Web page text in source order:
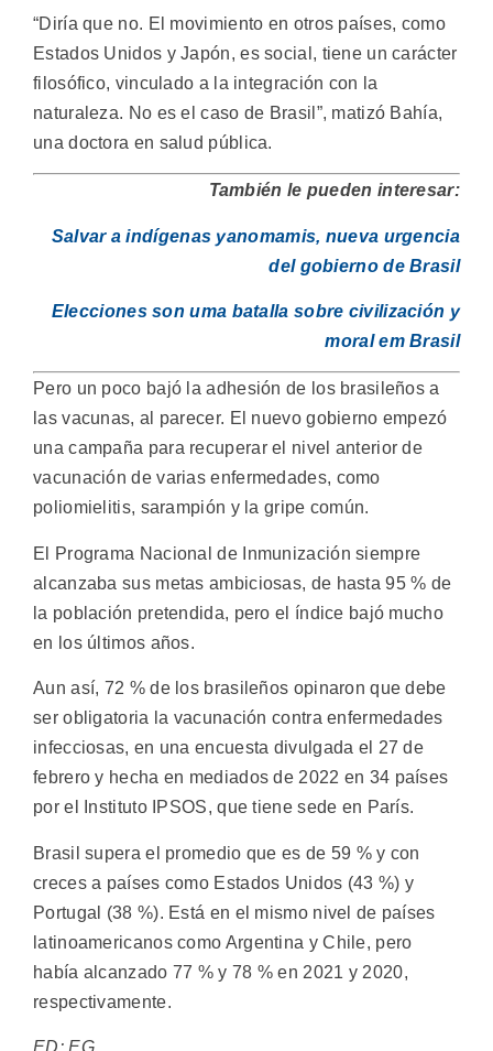
“Diría que no. El movimiento en otros países, como
Estados Unidos y Japón, es social, tiene un carácter
filosófico, vinculado a la integración con la
naturaleza. No es el caso de Brasil”, matizó Bahía,
una doctora en salud pública.
También le pueden interesar:
Salvar a indígenas yanomamis, nueva urgencia
del gobierno de Brasil
Elecciones son uma batalla sobre civilización y
moral em Brasil
Pero un poco bajó la adhesión de los brasileños a
las vacunas, al parecer. El nuevo gobierno empezó
una campaña para recuperar el nivel anterior de
vacunación de varias enfermedades, como
poliomielitis, sarampión y la gripe común.
El Programa Nacional de Inmunización siempre
alcanzaba sus metas ambiciosas, de hasta 95 % de
la población pretendida, pero el índice bajó mucho
en los últimos años.
Aun así, 72 % de los brasileños opinaron que debe
ser obligatoria la vacunación contra enfermedades
infecciosas, en una encuesta divulgada el 27 de
febrero y hecha en mediados de 2022 en 34 países
por el Instituto IPSOS, que tiene sede en París.
Brasil supera el promedio que es de 59 % y con
creces a países como Estados Unidos (43 %) y
Portugal (38 %). Está en el mismo nivel de países
latinoamericanos como Argentina y Chile, pero
había alcanzado 77 % y 78 % en 2021 y 2020,
respectivamente.
ED: EG